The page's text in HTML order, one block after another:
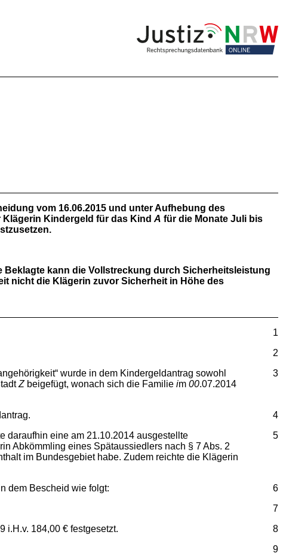
vom 16.06.2015 und unter Aufhebung des
Klägerin Kindergeld für das KindA für die Monate Juli bis
kann die Vollstreckung durch Sicherheitsleistung
nicht die Klägerin zuvor Sicherheit in Höhe des
1
2
3
wurde in dem Kindergeldantrag sowohl
Zbeigefügt, wonach sich die Familie im 00.07.2014
4
5
daraufhin eine am 21.10.2014 ausgestellte
Abkömmling eines Spätaussiedlers nach § 7 Abs. 2
im Bundesgebiet habe. Zudem reichte die Klägerin
6
dem Bescheid wie folgt:
7
8
i.H.v. 184,00 € festgesetzt.
9